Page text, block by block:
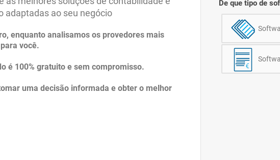
adaptadas ao seu negócio
enquanto analisamos os provedores mais
você.
é 100% gratuito e sem compromisso.
uma decisão informada e obter o melhor
De que tipo de